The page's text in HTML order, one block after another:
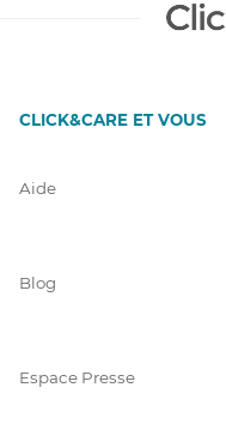
CLICK&CARE ET VOUS
Aide
Blog
Espace Presse